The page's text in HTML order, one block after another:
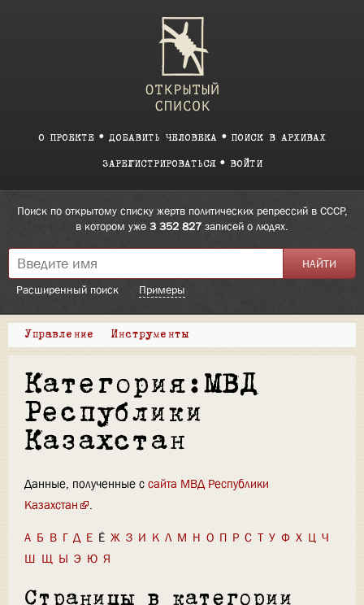
О ПРОЕКТЕ ДОБАВИТЬ ЧЕЛОВЕКА ПОИСК В АРХИВАХ
ЗАРЕГИСТРИРОВАТЬСЯ ВОЙТИ
Поиск по открытому списку жертв политических репрессий в СССР,
в котором уже 3 352 827 записей о людях.
Расширенный поиск Примеры
Управление Инструменты
Категория:МВД
Республики
Казахстан
Данные, полученные с сайта МВД Республики
Казахстан
.
А Б В Г Д Е Ё Ж З И К Л М Н О П Р С Т У Ф Х Ц Ч
Ш Щ Ы Э Ю Я
Страницы в категории